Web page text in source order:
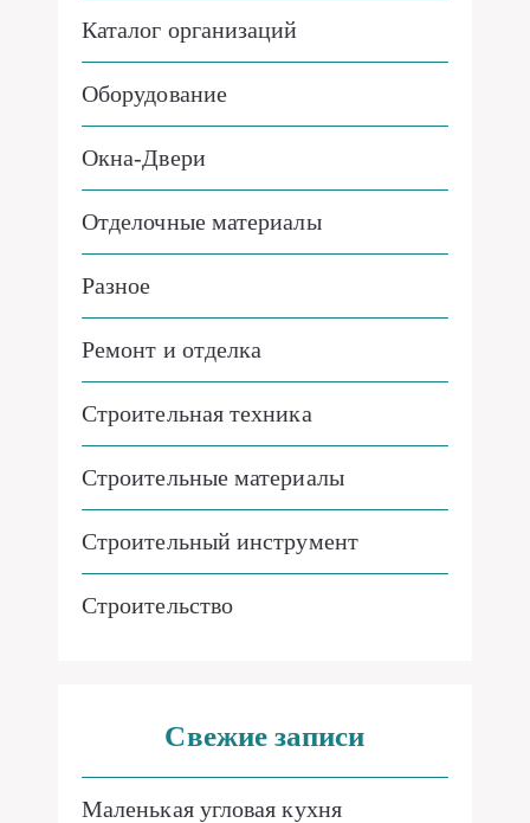
Каталог организаций
Оборудование
Окна-Двери
Отделочные материалы
Разное
Ремонт и отделка
Строительная техника
Строительные материалы
Строительный инструмент
Строительство
Свежие записи
Маленькая угловая кухня